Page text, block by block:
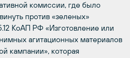
комиссии, где было
против «зеленых»
КоАП РФ «Изготовление или
агитационных материалов
кампании», которая